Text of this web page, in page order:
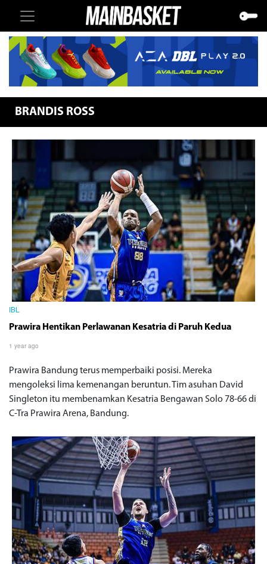
BRANDIS ROSS
IBL
Prawira Hentikan Perlawanan Kesatria di Paruh Kedua
1 year ago
Prawira Bandung terus memperbaiki posisi. Mereka
mengoleksi lima kemenangan beruntun. Tim asuhan David
Singleton itu membenamkan Kesatria Bengawan Solo 78-66 di
C-Tra Prawira Arena, Bandung.